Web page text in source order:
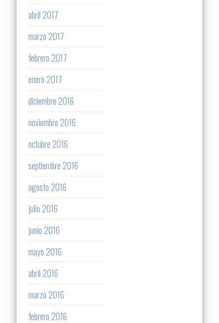
abril 2017
marzo 2017
febrero 2017
enero 2017
diciembre 2016
noviembre 2016
octubre 2016
septiembre 2016
agosto 2016
julio 2016
junio 2016
mayo 2016
abril 2016
marzo 2016
febrero 2016